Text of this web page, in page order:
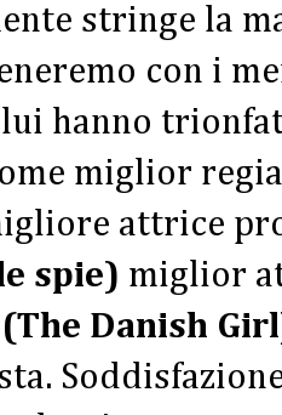
stringe la
con i
lui hanno
miglior
attrice
spie) miglior
Danish